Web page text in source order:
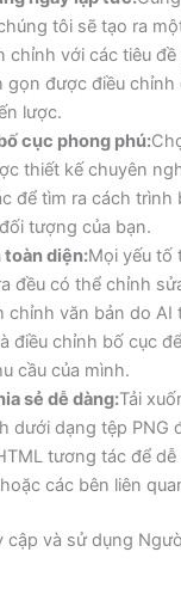
tôi sẽ tạo ra
chỉnh với các tiêu
gọn được điều
lược.
cục phong phú:
thiết kế chuyên
để tìm ra cách trình
tượng của bạn.
toàn diện:Mọi yếu tố
đều có thể chỉnh
chỉnh văn bản do AI
điều chỉnh bố cục
cầu của mình.
sẻ dễ dàng:Tải
dưới dạng tệp PNG
tương tác để
các bên liên
cập và sử dụng